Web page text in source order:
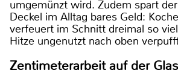
umgemünzt wird. Zudem spart
Deckel im Alltag bares Geld:
verfeuert im Schnitt dreimal so
Hitze ungenutzt nach oben
Zentimeterarbeit auf der